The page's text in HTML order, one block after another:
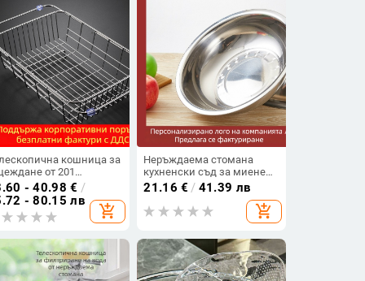
кошница за
от 201
стомана с
—
поставка за
модерен
- 40.98 € /
- 80.15 лв
add_shopping_cart
Неръждаема стомана
кухненски съд за миене
на зеленчуци и съдове с
персонализирано лого,
дебел ръб и плосък кант;
мултифункционален
21.16 € / 41.39 лв
add_shopping_cart